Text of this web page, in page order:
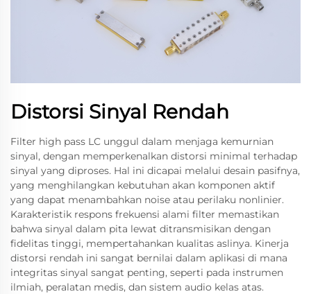
Distorsi Sinyal Rendah
Filter high pass LC unggul dalam menjaga kemurnian
sinyal, dengan memperkenalkan distorsi minimal terhadap
sinyal yang diproses. Hal ini dicapai melalui desain pasifnya,
yang menghilangkan kebutuhan akan komponen aktif
yang dapat menambahkan noise atau perilaku nonlinier.
Karakteristik respons frekuensi alami filter memastikan
bahwa sinyal dalam pita lewat ditransmisikan dengan
fidelitas tinggi, mempertahankan kualitas aslinya. Kinerja
distorsi rendah ini sangat bernilai dalam aplikasi di mana
integritas sinyal sangat penting, seperti pada instrumen
ilmiah, peralatan medis, dan sistem audio kelas atas.